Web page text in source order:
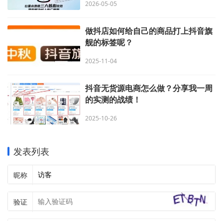
2026-05-05
做抖店如何给自己的商品打上抖音旗
舰的标签呢？
2025-11-04
抖音无货源电商怎么做？分享我一周
的实测的战绩！
2025-10-26
发表列表
昵称
验证